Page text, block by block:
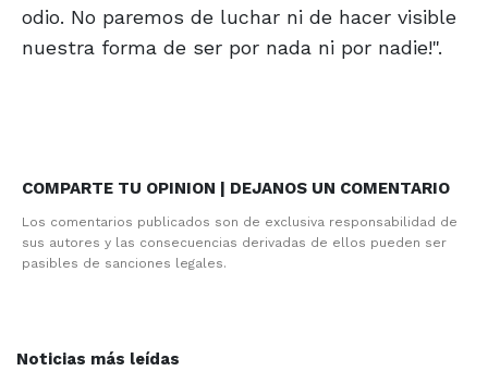
odio. No paremos de luchar ni de hacer visible
nuestra forma de ser por nada ni por nadie!".
COMPARTE TU OPINION | DEJANOS UN COMENTARIO
Los comentarios publicados son de exclusiva responsabilidad de
sus autores y las consecuencias derivadas de ellos pueden ser
pasibles de sanciones legales.
Noticias más leídas